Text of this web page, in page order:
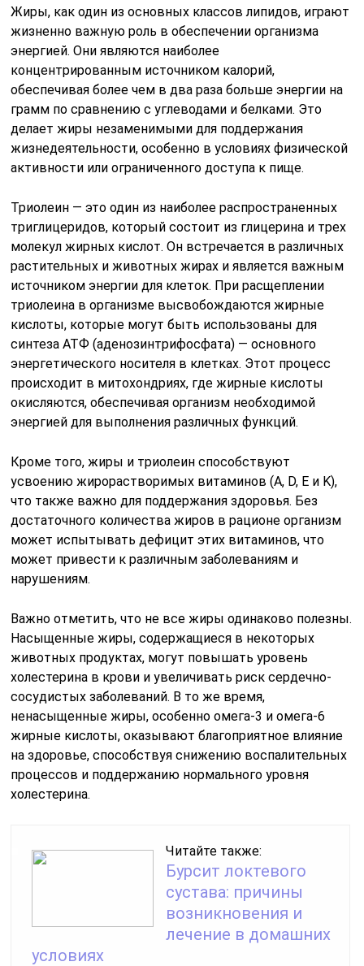
Жиры, как один из основных классов липидов, играют
жизненно важную роль в обеспечении организма
энергией. Они являются наиболее
концентрированным источником калорий,
обеспечивая более чем в два раза больше энергии на
грамм по сравнению с углеводами и белками. Это
делает жиры незаменимыми для поддержания
жизнедеятельности, особенно в условиях физической
активности или ограниченного доступа к пище.
Триолеин — это один из наиболее распространенных
триглицеридов, который состоит из глицерина и трех
молекул жирных кислот. Он встречается в различных
растительных и животных жирах и является важным
источником энергии для клеток. При расщеплении
триолеина в организме высвобождаются жирные
кислоты, которые могут быть использованы для
синтеза АТФ (аденозинтрифосфата) — основного
энергетического носителя в клетках. Этот процесс
происходит в митохондриях, где жирные кислоты
окисляются, обеспечивая организм необходимой
энергией для выполнения различных функций.
Кроме того, жиры и триолеин способствуют
усвоению жирорастворимых витаминов (A, D, E и K),
что также важно для поддержания здоровья. Без
достаточного количества жиров в рационе организм
может испытывать дефицит этих витаминов, что
может привести к различным заболеваниям и
нарушениям.
Важно отметить, что не все жиры одинаково полезны.
Насыщенные жиры, содержащиеся в некоторых
животных продуктах, могут повышать уровень
холестерина в крови и увеличивать риск сердечно-
сосудистых заболеваний. В то же время,
ненасыщенные жиры, особенно омега-3 и омега-6
жирные кислоты, оказывают благоприятное влияние
на здоровье, способствуя снижению воспалительных
процессов и поддержанию нормального уровня
холестерина.
Читайте также:
Бурсит локтевого
сустава: причины
возникновения и
лечение в домашних
условиях